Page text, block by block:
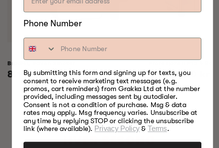
Bradley Raven Smoker
Vanlig
8.155,00 kr
Vanlig
pris
11.655,00 kr
NOE FOR
HVER SESONG
Phone Number
By submitting this form and signing up for texts, you
consent to receive marketing text messages (e.g.
promos, cart reminders) from Grakka Ltd at the number
provided, including messages sent by autodialer.
Consent is not a condition of purchase. Msg & data
rates may apply. Msg frequency varies. Unsubscribe at
any time by replying STOP or clicking the unsubscribe
link (where available). Privacy Policy&Terms.